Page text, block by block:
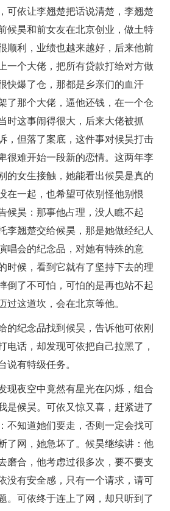
可依让李翘楚把话说清楚，李翘楚
候昊和前女友在北京创业，做土特
顺利，业绩也越来越好，后来他前
一个大佬，把所有贷款打给对方做
快爆了仓，那都是乡亲们的血汗
了那个大佬，逼他还钱，在一个仓
时这事闹得很大，后来大佬被抓
，但落了案底，这件事对候昊打击
很难开始一段新的恋情。这两年李
的女生接触，她能看出候昊是真的
在一起，也希望可依别怪他别恨
候昊：那事他占理，没人瞧不起
李翘楚交给候昊，那是她做经纪人
唱会的纪念品，对她有特殊的意
时候，看到它就有了坚持下去的理
倒了不可怕，可怕的是再也站不起
过这道坎，会在北京等他。
的纪念品找到候昊，告诉他可依刚
电话，却发现可依把自己拉黑了，
说有特级任务。
现夜空中竟然有星光在闪烁，组合
是候昊。可依又惊又喜，赶紧进了
不知道她们要走，否则一定会找可
了网，她急坏了。候昊继续讲：他
磨合，他考虑过很多次，要不要支
没有安全感，只有一个请求，请可
。可依终于连上了网，却只听到了